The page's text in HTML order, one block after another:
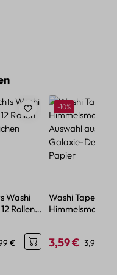
Washi
Rollen
Preis:
€
Rabatt
-10%
Washi Tape
Himmelsmotive
Papier
Verkaufspreis:
3,59 € 3,99 €